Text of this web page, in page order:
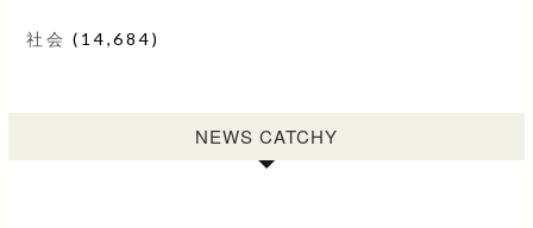
社会 (14,684)
NEWS CATCHY